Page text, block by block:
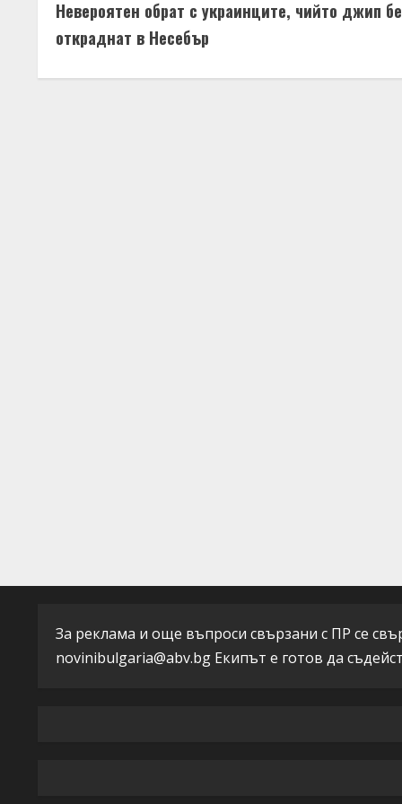
o
Невероятен обрат с украинците, чийто джип бе
откраднат в Несебър
За реклама и още въпроси свързани с ПР се
novinibulgaria@abv.bg Екипът е готов да